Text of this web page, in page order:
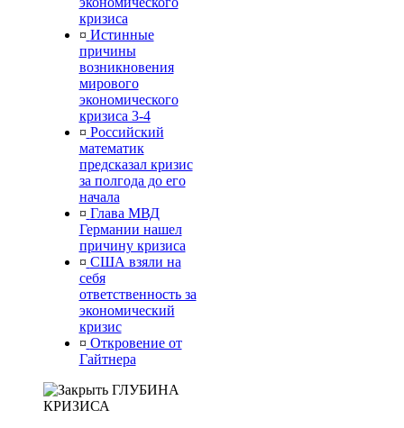
кризиса
¤ Истинные
причины
возникновения
мирового
экономического
кризиса 3-4
¤ Российский
математик
предсказал кризис
за полгода до его
начала
¤ Глава МВД
Германии нашел
причину кризиса
¤ США взяли на
себя
ответственность за
экономический
кризис
¤ Откровение от
Гайтнера
ГЛУБИНА
КРИЗИСА